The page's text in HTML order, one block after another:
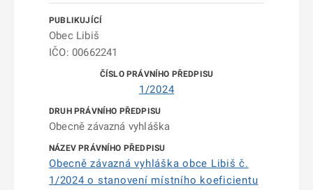
Obec Libiš
IČO: 00662241
1/2024
Obecně závazná vyhláška
Obecně závazná vyhláška obce Libiš č.
1/2024 o stanovení místního koeficientu